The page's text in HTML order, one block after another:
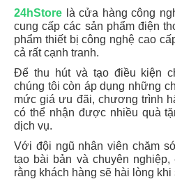
24hStore là cửa hàng công
cung cấp các sản phẩm điện
phẩm thiết bị công nghệ cao
cả rất cạnh tranh.
Để thu hút và tạo điều kiện
chúng tôi còn áp dụng những
mức giá ưu đãi, chương trình
có thể nhận được nhiều quà
dịch vụ.
Với đội ngũ nhân viên chăm
tạo bài bản và chuyên
rằng khách hàng sẽ hài lòng